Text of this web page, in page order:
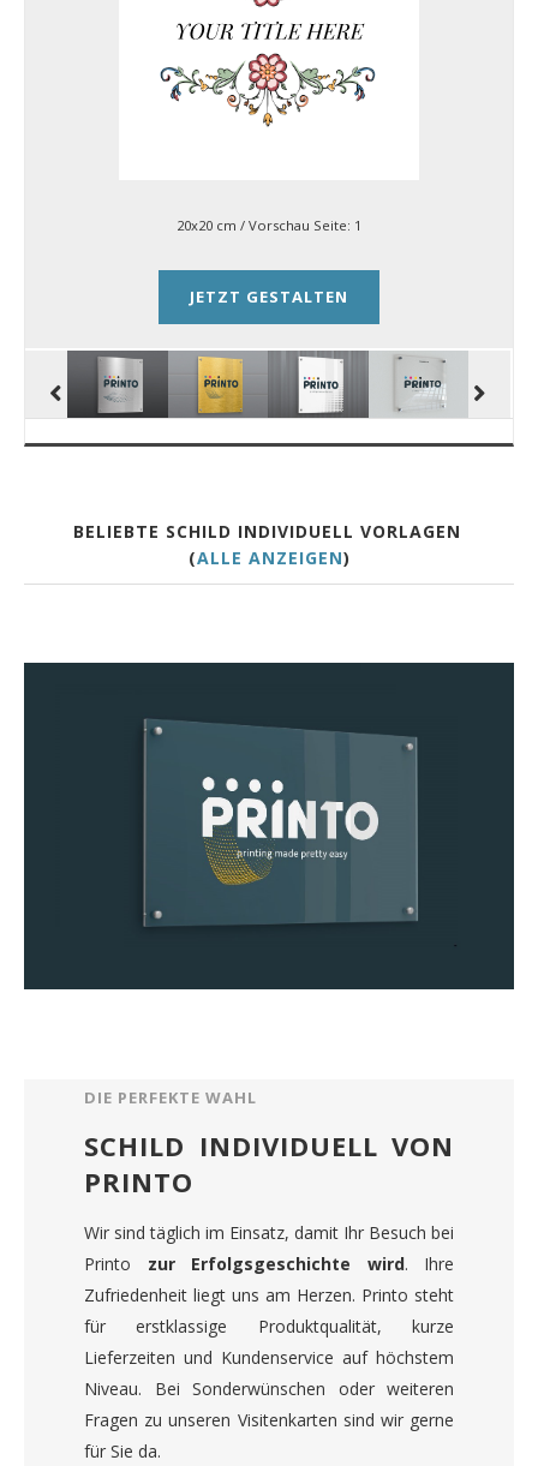
20x20 cm / Vorschau Seite: 1
JETZT GESTALTEN
BELIEBTE SCHILD INDIVIDUELL VORLAGEN
(ALLE ANZEIGEN)
DIE PERFEKTE WAHL
SCHILD INDIVIDUELL VON
PRINTO
Wir sind täglich im Einsatz, damit Ihr Besuch bei
Printo zur Erfolgsgeschichte wird. Ihre
Zufriedenheit liegt uns am Herzen. Printo steht
für erstklassige Produktqualität, kurze
Lieferzeiten und Kundenservice auf höchstem
Niveau. Bei Sonderwünschen oder weiteren
Fragen zu unseren Visitenkarten sind wir gerne
für Sie da.